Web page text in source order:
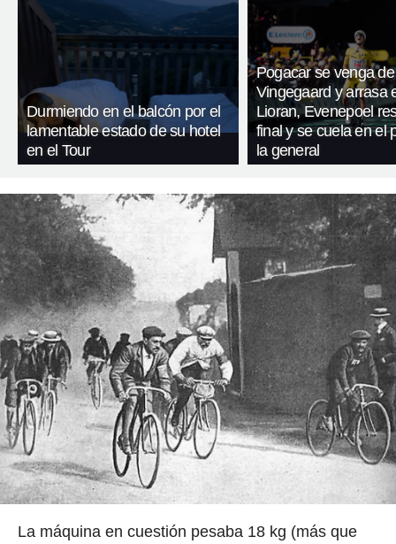
Durmiendo en el balcón por el
lamentable estado de su hotel
en el Tour
Pogacar se venga de
Vingegaard y arrasa
Lioran, Evenepoel
final y se cuela en el
la general
La máquina en cuestión pesaba 18 kg (más que